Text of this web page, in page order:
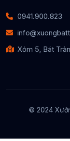
0941.900.823
Xóm 5, Bát
© 2024